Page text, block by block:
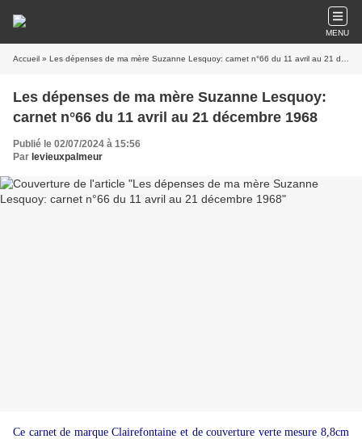
MENU
Accueil » Les dépenses de ma mère Suzanne Lesquoy: carnet n°66 du 11 avril au 21 décembre 1968
Les dépenses de ma mère Suzanne Lesquoy:
carnet n°66 du 11 avril au 21 décembre 1968
Publié le 02/07/2024 à 15:56
Par levieuxpalmeur
Ce carnet de marque Clairefontaine et de couverture verte mesure 8,8cm